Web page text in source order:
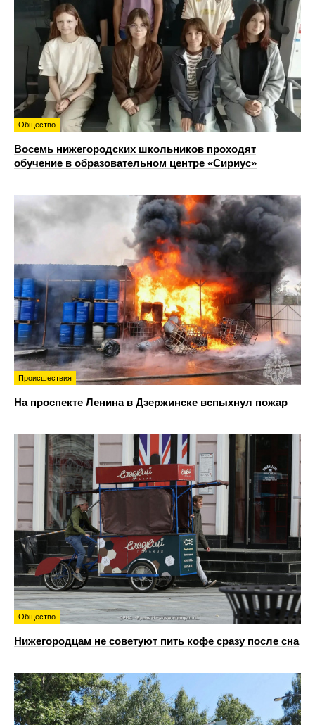
Общество
Восемь нижегородских школьников проходят
обучение в образовательном центре «Сириус»
Происшествия
На проспекте Ленина в Дзержинске вспыхнул пожар
Общество
Нижегородцам не советуют пить кофе сразу после сна